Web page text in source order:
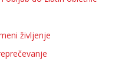
življenje